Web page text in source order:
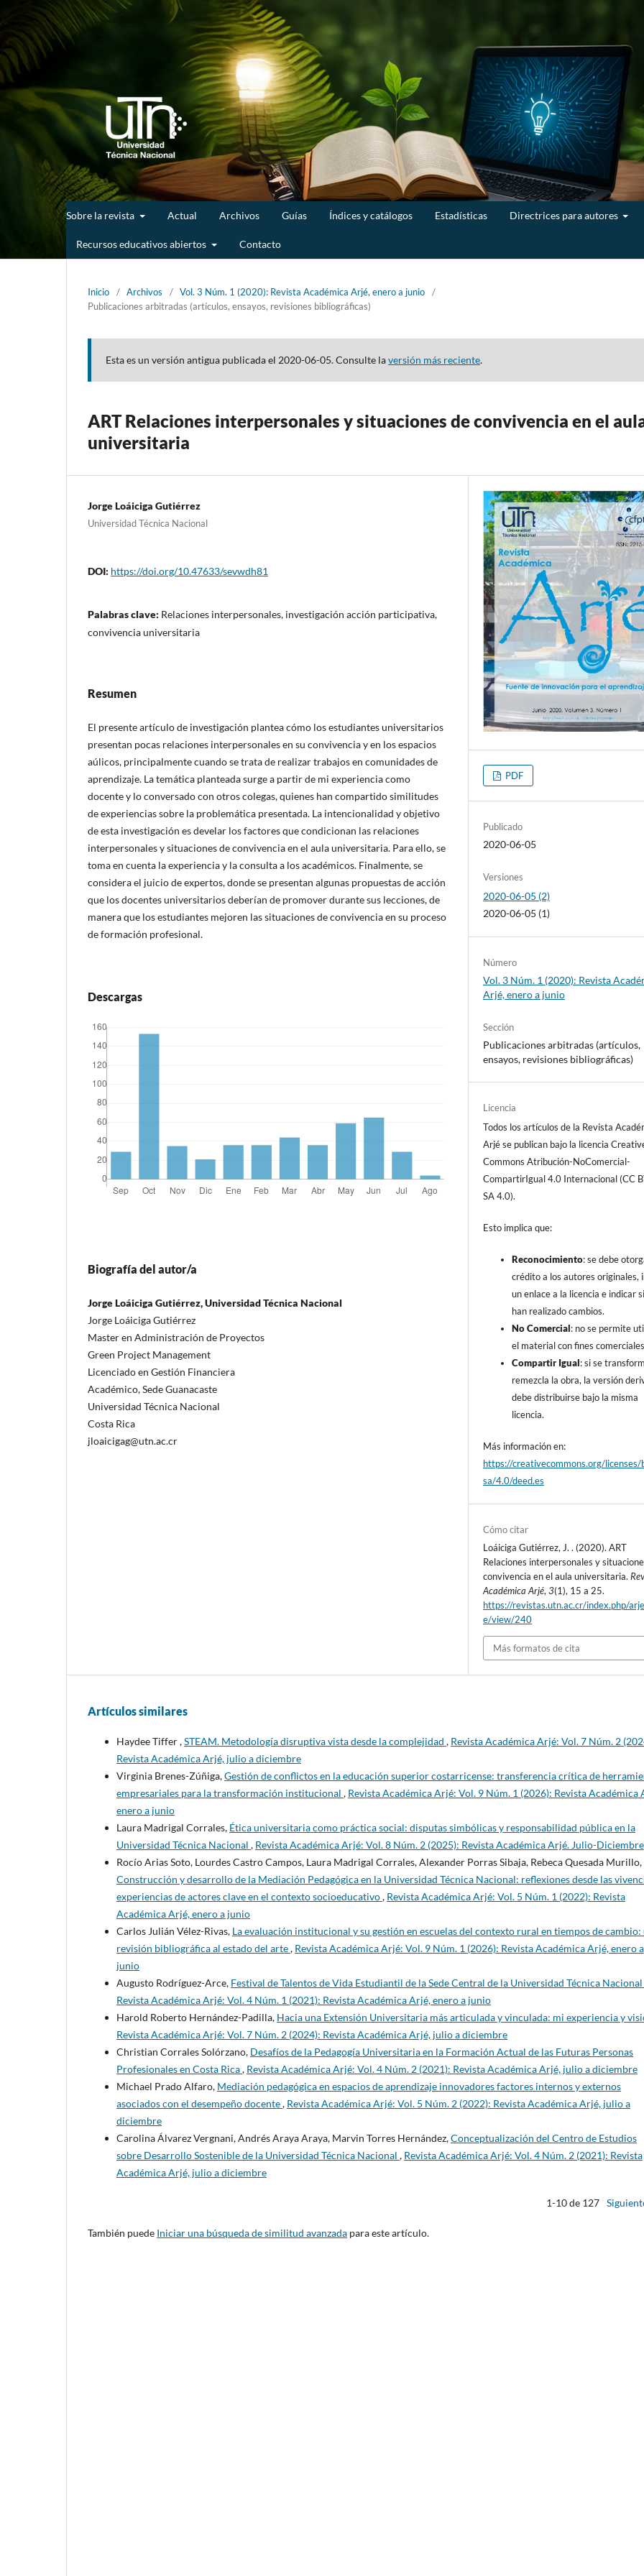
Sobre la revista Actual Archivos Guías Índices y catálogos Estadísticas Directrices para autores
Recursos educativos abiertos Contacto
Inicio / Archivos / Vol. 3 Núm. 1 (2020): Revista Académica Arjé, enero a junio
/
Publicaciones arbitradas (artículos, ensayos, revisiones bibliográficas)
Esta es un versión antigua publicada el 2020-06-05. Consulte laversión más reciente.
ART Relaciones interpersonales y situaciones de convivencia en el
universitaria
Jorge Loáiciga Gutiérrez
Universidad Técnica Nacional
DOI: https://doi.org/10.47633/sevwdh81
Palabras clave: Relaciones interpersonales, investigación acción participativa,
convivencia universitaria
Resumen
El presente artículo de investigación plantea cómo los estudiantes universitarios
presentan pocas relaciones interpersonales en su convivencia y en los espacios
aúlicos, principalmente cuando se trata de realizar trabajos en comunidades de
aprendizaje. La temática planteada surge a partir de mi experiencia como
docente y lo conversado con otros colegas, quienes han compartido similitudes
de experiencias sobre la problemática presentada. La intencionalidad y objetivo
de esta investigación es develar los factores que condicionan las relaciones
interpersonales y situaciones de convivencia en el aula universitaria. Para ello, se
toma en cuenta la experiencia y la consulta a los académicos. Finalmente, se
considera el juicio de expertos, donde se presentan algunas propuestas de acción
que los docentes universitarios deberían de promover durante sus lecciones, de
manera que los estudiantes mejoren las situaciones de convivencia en su proceso
de formación profesional.
Descargas
Biografía del autor/a
Jorge Loáiciga Gutiérrez, Universidad Técnica Nacional
Jorge Loáiciga Gutiérrez
Master en Administración de Proyectos
Green Project Management
Licenciado en Gestión Financiera
Académico, Sede Guanacaste
Universidad Técnica Nacional
Costa Rica
jloaicigag@utn.ac.cr
PDF
Publicado
2020-06-05
Versiones
2020-06-05 (2)
2020-06-05 (1)
Número
Vol. 3 Núm. 1 (2020): Revista
Arjé, enero a junio
Sección
Publicaciones arbitradas (artículos,
ensayos, revisiones bibliográficas)
Licencia
Todos los artículos de la Revista
Arjé se publican bajo la licencia
Commons Atribución-NoComercial-
CompartirIgual 4.0 Internacional (CC
SA 4.0).
Esto implica que:
Reconocimiento: se debe
crédito a los autores originales,
un enlace a la licencia e indicar
han realizado cambios.
No Comercial: no se permite
el material con fines
Compartir Igual: si se
remezcla la obra, la versión
debe distribuirse bajo la misma
licencia.
Más información en:
https://creativecommons.org/licenses/
sa/4.0/deed.es
Cómo citar
Loáiciga Gutiérrez, J. . (2020). ART
Relaciones interpersonales y
convivencia en el aula universitaria.
Académica Arjé,3(1), 15 a 25.
https://revistas.utn.ac.cr/index.php/
e/view/240
Más formatos de cita
Artículos similares
Haydee Tiffer ,STEAM. Metodología disruptiva vista desde la complejidad , Revista Académica Arjé: Vol. 7 Núm. 2
Revista Académica Arjé, julio a diciembre
Virginia Brenes-Zúñiga,Gestión de conflictos en la educación superior costarricense: transferencia crítica de
empresariales para la transformación institucional , Revista Académica Arjé: Vol. 9 Núm. 1 (2026): Revista Académica
enero a junio
Laura Madrigal Corrales, Ética universitaria como práctica social: disputas simbólicas y responsabilidad pública en la
Universidad Técnica Nacional , Revista Académica Arjé: Vol. 8 Núm. 2 (2025): Revista Académica Arjé. Julio-Diciembre
Rocío Arias Soto, Lourdes Castro Campos, Laura Madrigal Corrales, Alexander Porras Sibaja, Rebeca Quesada Murillo,
Construcción y desarrollo de la Mediación Pedagógica en la Universidad Técnica Nacional: reflexiones desde las
experiencias de actores clave en el contexto socioeducativo, Revista Académica Arjé: Vol. 5 Núm. 1 (2022): Revista
Académica Arjé, enero a junio
Carlos Julián Vélez-Rivas, La evaluación institucional y su gestión en escuelas del contexto rural en tiempos de cambio:
revisión bibliográfica al estado del arte, Revista Académica Arjé: Vol. 9 Núm. 1 (2026): Revista Académica Arjé, enero a
junio
Augusto Rodríguez-Arce, Festival de Talentos de Vida Estudiantil de la Sede Central de la Universidad Técnica Nacional
Revista Académica Arjé: Vol. 4 Núm. 1 (2021): Revista Académica Arjé, enero a junio
Harold Roberto Hernández-Padilla, Hacia una Extensión Universitaria más articulada y vinculada: mi experiencia y
Revista Académica Arjé: Vol. 7 Núm. 2 (2024): Revista Académica Arjé, julio a diciembre
Christian Corrales Solórzano, Desafíos de la Pedagogía Universitaria en la Formación Actual de las Futuras Personas
Profesionales en Costa Rica, Revista Académica Arjé: Vol. 4 Núm. 2 (2021): Revista Académica Arjé, julio a diciembre
Michael Prado Alfaro, Mediación pedagógica en espacios de aprendizaje innovadores factores internos y externos
asociados con el desempeño docente, Revista Académica Arjé: Vol. 5 Núm. 2 (2022): Revista Académica Arjé, julio a
diciembre
Carolina Álvarez Vergnani, Andrés Araya Araya, Marvin Torres Hernández,Conceptualización del Centro de Estudios
sobre Desarrollo Sostenible de la Universidad Técnica Nacional , Revista Académica Arjé: Vol. 4 Núm. 2 (2021): Revista
Académica Arjé, julio a diciembre
1-10 de 127
También puede Iniciar una búsqueda de similitud avanzada para este artículo.